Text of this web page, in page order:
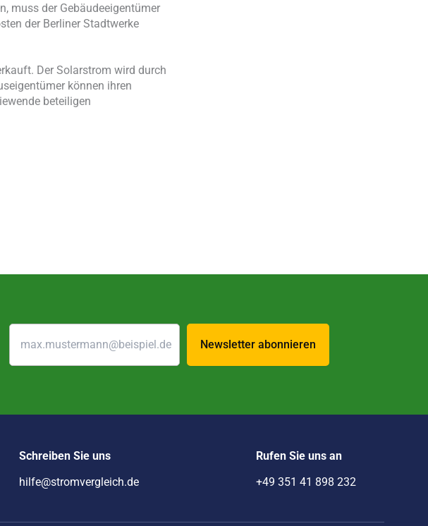
muss der Gebäudeeigentümer
der Berliner Stadtwerke
Der Solarstrom wird durch
können ihren
beteiligen
Newsletter abonnieren
Schreiben Sie uns
hilfe@stromvergleich.de
Rufen Sie uns an
+49 351 41 898 232